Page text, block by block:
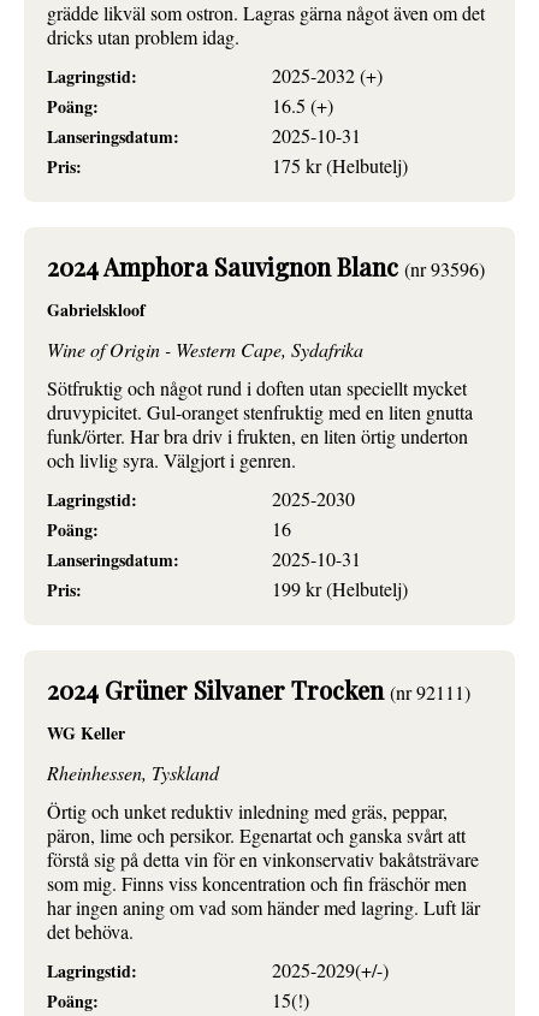
grädde likväl som ostron. Lagras gärna något även om det
dricks utan problem idag.
Lagringstid:
2025-2032 (+)
Poäng:
16.5 (+)
Lanseringsdatum:
2025-10-31
Pris:
175 kr (Helbutelj)
2024 Amphora Sauvignon Blanc (nr 93596)
Gabrielskloof
Wine of Origin - Western Cape, Sydafrika
Sötfruktig och något rund i doften utan speciellt mycket
druvypicitet. Gul-oranget stenfruktig med en liten gnutta
funk/örter. Har bra driv i frukten, en liten örtig underton
och livlig syra. Välgjort i genren.
Lagringstid:
2025-2030
Poäng:
16
Lanseringsdatum:
2025-10-31
Pris:
199 kr (Helbutelj)
2024 Grüner Silvaner Trocken(nr 92111)
WG Keller
Rheinhessen, Tyskland
Örtig och unket reduktiv inledning med gräs, peppar,
päron, lime och persikor. Egenartat och ganska svårt att
förstå sig på detta vin för en vinkonservativ bakåtsträvare
som mig. Finns viss koncentration och fin fräschör men
har ingen aning om vad som händer med lagring. Luft lär
det behöva.
Lagringstid:
2025-2029(+/-)
Poäng:
15(!)